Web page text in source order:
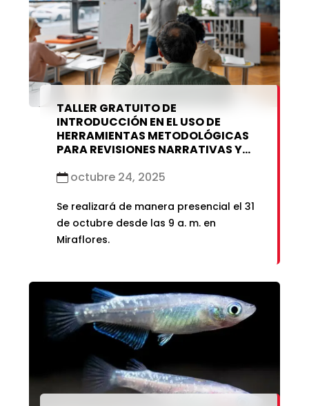
TALLER GRATUITO DE
INTRODUCCIÓN EN EL USO DE
HERRAMIENTAS METODOLÓGICAS
PARA REVISIONES NARRATIVAS Y
octubre 24, 2025
Se realizará de manera presencial el 31
de octubre desde las 9 a. m. en
Miraflores.